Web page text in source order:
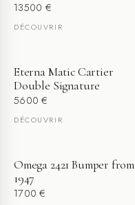
13500 €
DÉCOUVRIR
Eterna Matic Cartier
Double Signature
5600€
DÉCOUVRIR
Omega 2421 Bumper from
1947
1700€